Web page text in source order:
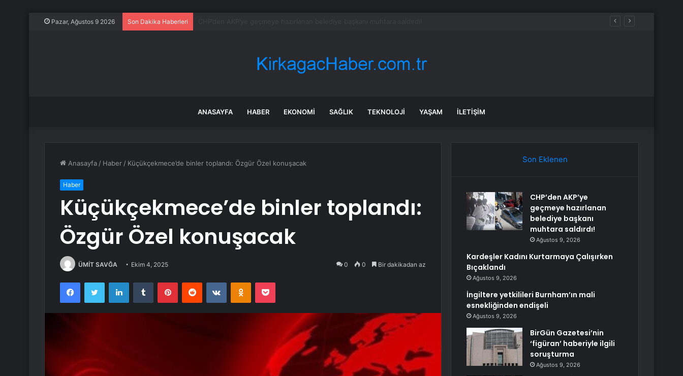
Pazar, Ağustos 9 2026 Son Dakika Haberleri
ANASAYFA HABER EKONOMI SAĞLIK TEKNOLOJI YAŞAM İLETIŞIM
Anasayfa / Haber / Küçükçekmece’de binler toplandı: Özgür Özel konuşacak
Haber
Küçükçekmece’de binler toplandı:
Özgür Özel konuşacak
ÜMİT SAVĞA Ekim 4, 2025 0 0 Bir dakikadan az
FacebookTwitter LinkedInTumblr PinterestReddit VKontakteOdnoklassniki
Pocket
Son Eklenen
CHP’den AKP’ye
geçmeye hazırlanan
belediye başkanı
muhtara saldırdı!
Ağustos 9, 2026
Kardeşler Kadını Kurtarmaya Çalışırken
Bıçaklandı
Ağustos 9, 2026
İngiltere yetkilileri Burnham’ın mali
esnekliğinden endişeli
Ağustos 9, 2026
BirGün Gazetesi’nin
‘figüran’ haberiyle ilgili
soruşturma
Ağustos 9, 2026